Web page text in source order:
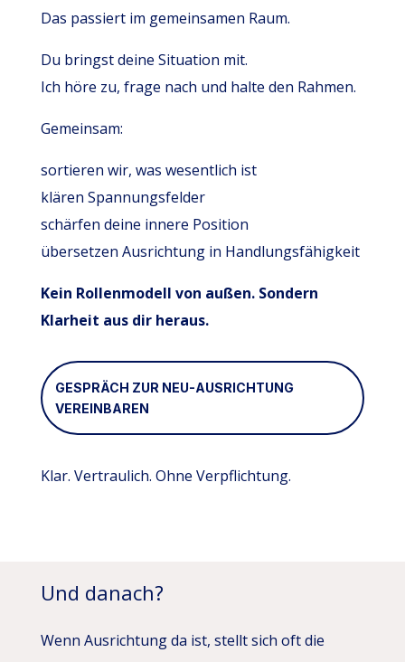
Das passiert im gemeinsamen Raum.
Du bringst deine Situation mit.
Ich höre zu, frage nach und halte den Rahmen.
Gemeinsam:
sortieren wir, was wesentlich ist
klären Spannungsfelder
schärfen deine innere Position
übersetzen Ausrichtung in Handlungsfähigkeit
Kein Rollenmodell von außen. Sondern
Klarheit aus dir heraus.
GESPRÄCH ZUR NEU-AUSRICHTUNG
VEREINBAREN
Klar. Vertraulich. Ohne Verpflichtung.
Und danach?
Wenn Ausrichtung da ist, stellt sich oft die